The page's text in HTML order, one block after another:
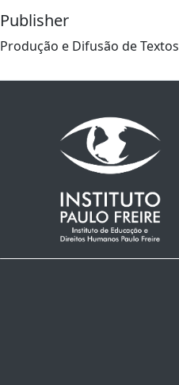
Publisher
Produção e Difusão de Textos